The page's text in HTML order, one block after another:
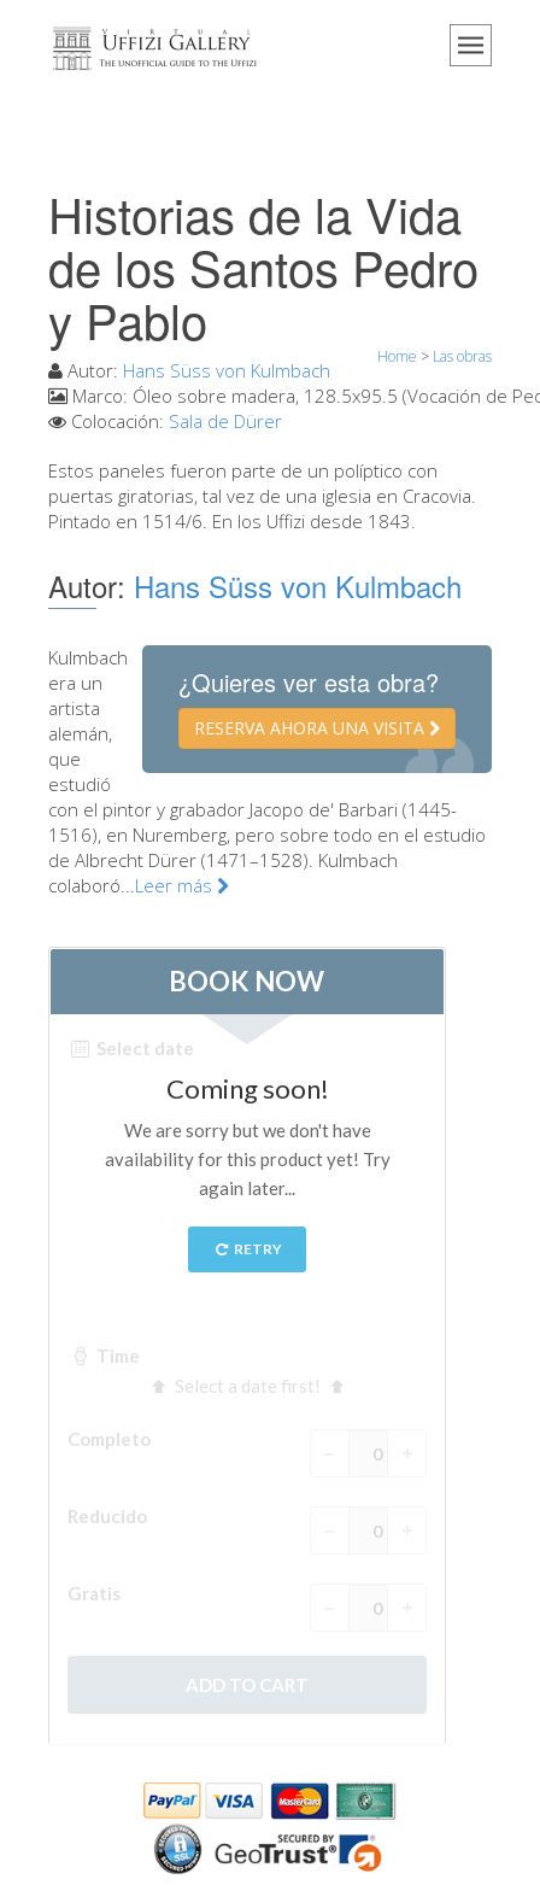
Home
Eventos y exposiciones
Los comentarios de los visitantes
Contáctenos
Visite los Uffizi
Reserve ahora
Visita virtual
Las obras
Las salas
Otros Museos
Museo del Bargello
Galería de la Academia
Capillas de los Medici
Museo de San Marcos
El Taller de las Piedras Duras
Jardín de Boboli
La Torre de Arnolfo
Corredor de Vasari
Palazzo Vecchio
Santa Croce
Sólo billetes con entrada rápida
Historias de la Vida
de los Santos Pedro
y Pablo
Home > Las obras
Autor: Hans Süss von Kulmbach
Marco: Óleo sobre madera, 128.5x95.5 (Vocación de
Colocación: Sala de Dürer
Estos paneles fueron parte de un políptico con
puertas giratorias, tal vez de una iglesia en Cracovia.
Pintado en 1514/6. En los Uffizi desde 1843.
Autor: Hans Süss von Kulmbach
¿Quieres ver esta obra?
RESERVA AHORA UNA VISITA
Kulmbach
era un
artista
alemán,
que
estudió
con el pintor y grabador Jacopo de' Barbari (1445-
1516), en Nuremberg, pero sobre todo en el estudio
de Albrecht Dürer (1471–1528). Kulmbach
colaboró...Leer más